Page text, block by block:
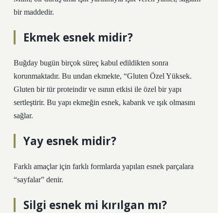
bir maddedir.
Ekmek esnek midir?
Buğday bugün birçok süreç kabul edildikten sonra
korunmaktadır. Bu undan ekmekte, “Gluten Özel Yüksek.
Gluten bir tür proteindir ve ısının etkisi ile özel bir yapı
sertleştirir. Bu yapı ekmeğin esnek, kabarık ve ışık olmasını
sağlar.
Yay esnek midir?
Farklı amaçlar için farklı formlarda yapılan esnek parçalara
“sayfalar” denir.
Silgi esnek mi kırılgan mı?